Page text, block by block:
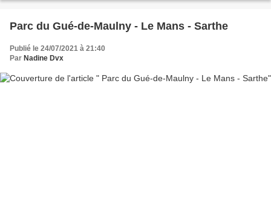
Parc du Gué-de-Maulny - Le Mans - Sarthe
Publié le 24/07/2021 à 21:40
Par Nadine Dvx